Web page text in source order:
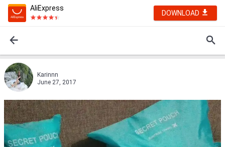
AliExpress
DOWNLOAD
Karinnn
June 27, 2017